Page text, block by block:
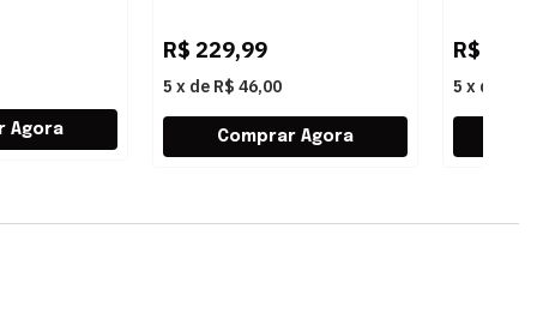
R$ 229,99
5 x de R$ 46,00
R$
5 x de